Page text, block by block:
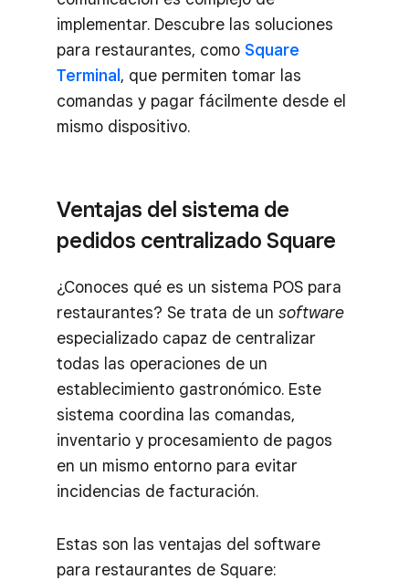
implementar. Descubre las soluciones
para restaurantes, como Square
Terminal, que permiten tomar las
comandas y pagar fácilmente desde el
mismo dispositivo.
Ventajas del sistema de
pedidos centralizado Square
¿Conoces qué es un sistema POS para
restaurantes? Se trata de un software
especializado capaz de centralizar
todas las operaciones de un
establecimiento gastronómico. Este
sistema coordina las comandas,
inventario y procesamiento de pagos
en un mismo entorno para evitar
incidencias de facturación.
Estas son las ventajas del software
para restaurantes de Square: